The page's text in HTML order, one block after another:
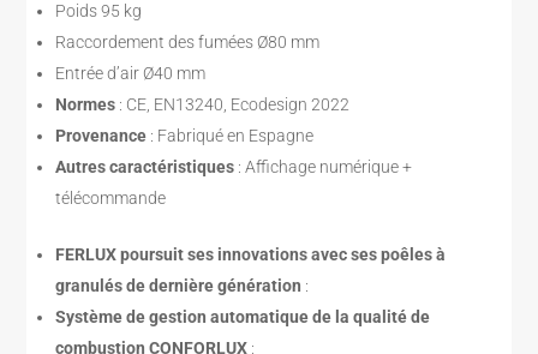
Poids 95 kg
Raccordement des fumées Ø80 mm
Entrée d’air Ø40 mm
Normes : CE, EN13240, Ecodesign 2022
Provenance : Fabriqué en Espagne
Autres caractéristiques : Affichage numérique +
télécommande
FERLUX poursuit ses innovations avec ses poêles à
granulés de dernière génération :
Système de gestion automatique de la qualité de
combustion CONFORLUX :